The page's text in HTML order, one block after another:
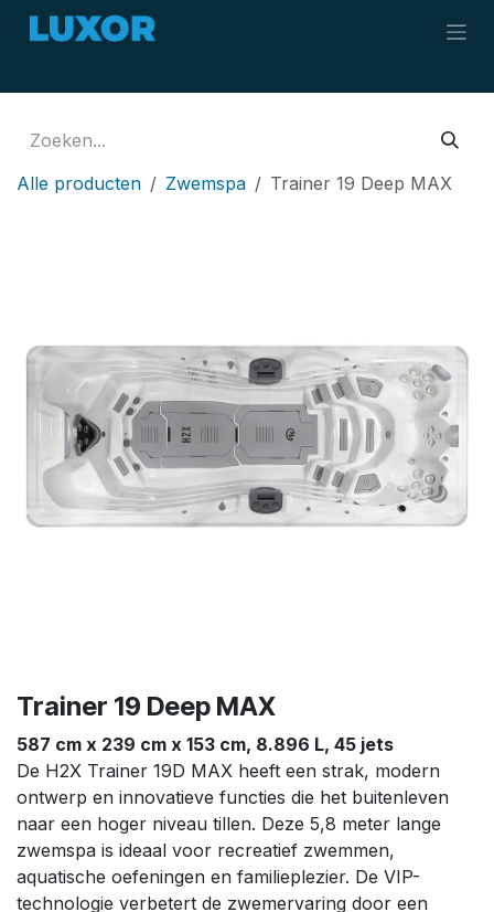
Overslaan naar inhoud
Alle producten Zwemspa Trainer 19 Deep MAX
Trainer 19 Deep MAX
587 cm x 239 cm x 153 cm, 8.896 L, 45 jets
De H2X Trainer 19D MAX heeft een strak, modern
ontwerp en innovatieve functies die het buitenleven
naar een hoger niveau tillen. Deze 5,8 meter lange
zwemspa is ideaal voor recreatief zwemmen,
aquatische oefeningen en familieplezier. De VIP-
technologie verbetert de zwemervaring door een